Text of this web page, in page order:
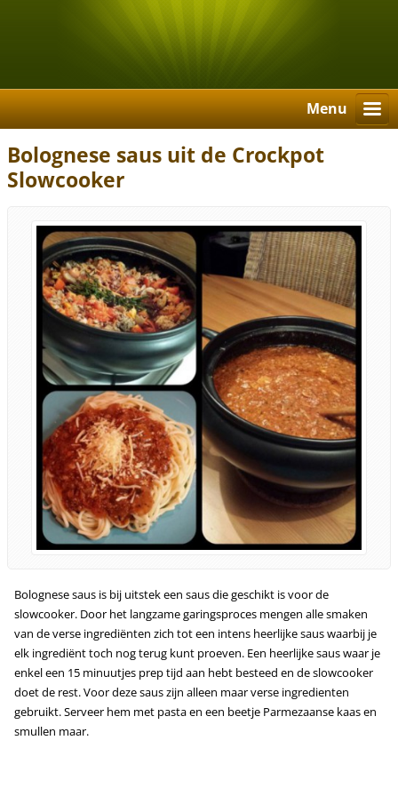
Menu
Bolognese saus uit de Crockpot
Slowcooker
Bolognese saus is bij uitstek een saus die geschikt is voor de
slowcooker. Door het langzame garingsproces mengen alle smaken
van de verse ingrediënten zich tot een intens heerlijke saus waarbij je
elk ingrediënt toch nog terug kunt proeven. Een heerlijke saus waar je
enkel een 15 minuutjes prep tijd aan hebt besteed en de slowcooker
doet de rest. Voor deze saus zijn alleen maar verse ingredienten
gebruikt. Serveer hem met pasta en een beetje Parmezaanse kaas en
smullen maar.